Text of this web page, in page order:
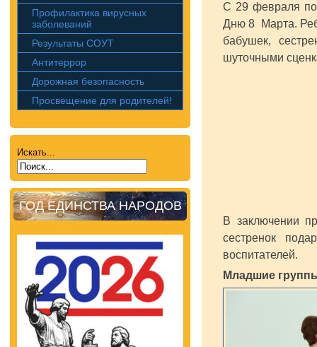
Профилактика вирусных
заболеваний
Результаты СОУТ
Антитеррор
Дорожная безопасность
Просвещение для родителей!
Искать...
ГОД ЕДИНСТВА НАРОДОВ
С 29 февраля по
Дню 8 Марта.
бабушек,
шуточными
В заключении
сестренок
воспитателей.
Младшие